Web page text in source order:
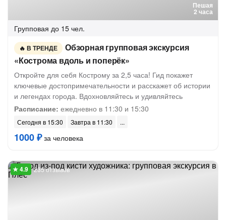
Пешая
2 часа
Групповая до 15 чел.
В ТРЕНДЕ
Обзорная групповая экскурсия
«Кострома вдоль и поперёк»
Откройте для себя Кострому за 2,5 часа! Гид покажет
ключевые достопримечательности и расскажет об истории
и легендах города. Вдохновляйтесь и удивляйтесь
Расписание: ежедневно в 11:30 и 15:30
Сегодня в 15:30 Завтра в 11:30
1000 ₽за человека
285 отзывов